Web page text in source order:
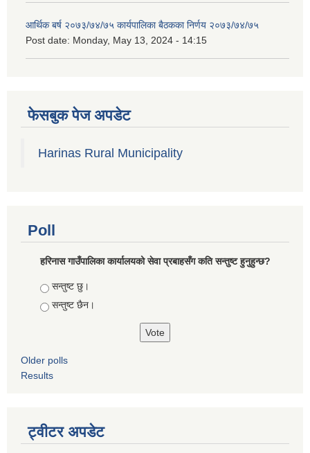
आर्थिक बर्ष २०७३/७४/७५ कार्यपालिका बैठकका निर्णय २०७३/७४/७५
Post date: Monday, May 13, 2024 - 14:15
फेसबुक पेज अपडेट
Harinas Rural Municipality
Poll
हरिनास गाउँपालिका कार्यालयको सेवा प्रबाहसँग कति सन्तुष्ट हुनुहुन्छ?
Choices
सन्तुष्ट छु।
सन्तुष्ट छैन।
Older polls
Results
ट्वीटर अपडेट